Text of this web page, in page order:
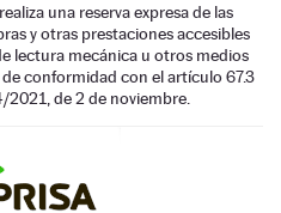
realiza una reserva expresa de las
y otras prestaciones accesibles
lectura mecánica u otros medios
conformidad con el artículo 67.3
2021, de 2 de noviembre.